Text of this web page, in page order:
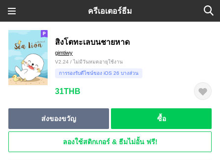
ครีเอเตอร์ธีม
สิงโตทะเลบนชายหาด
gimtiwy
V2.24 / ไม่มีวันหมดอายุใช้งาน
การรองรับดีไซน์ของ iOS 26 บางส่วน
31THB
ส่งของขวัญ ซื้อ
ลองใช้สติกเกอร์ & ธีมไม่อั้น ฟรี!